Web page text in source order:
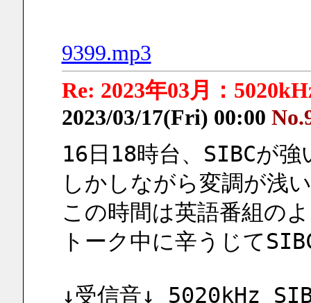
9399.mp3
Re: 2023年03月：
2023/03/17(Fri) 00:00
16日18時台、SIBCが
しかしながら変調が浅
この時間は英語番組の
トーク中に辛うじて
↓受信音↓ 5020kHz